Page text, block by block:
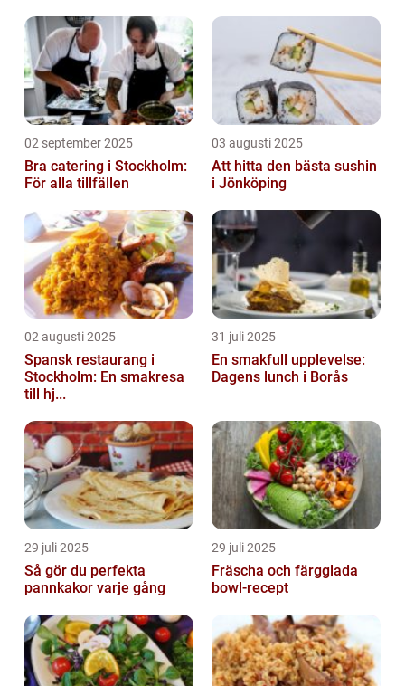
02 september 2025
Bra catering i Stockholm:
För alla tillfällen
03 augusti 2025
Att hitta den bästa sushin
i Jönköping
02 augusti 2025
Spansk restaurang i
Stockholm: En smakresa
till hj...
31 juli 2025
En smakfull upplevelse:
Dagens lunch i Borås
29 juli 2025
Så gör du perfekta
pannkakor varje gång
29 juli 2025
Fräscha och färgglada
bowl-recept